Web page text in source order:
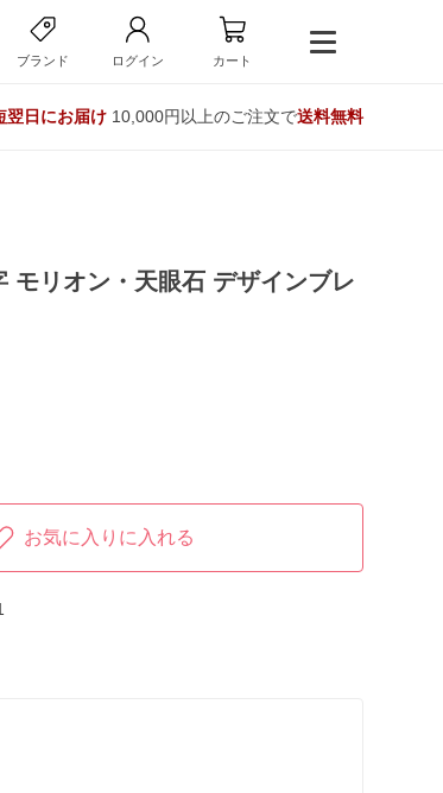
ブランド ログイン カート
翌日にお届け10,000円以上のご注文で送料無料
モリオン・天眼石 デザインブレ
お気に入りに入れる